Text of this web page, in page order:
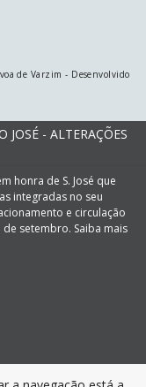
de Varzim - Desenvolvido
JOSÉ - ALTERAÇÕES
honra de S. José que
integradas no seu
e circulação
setembro. Saiba mais